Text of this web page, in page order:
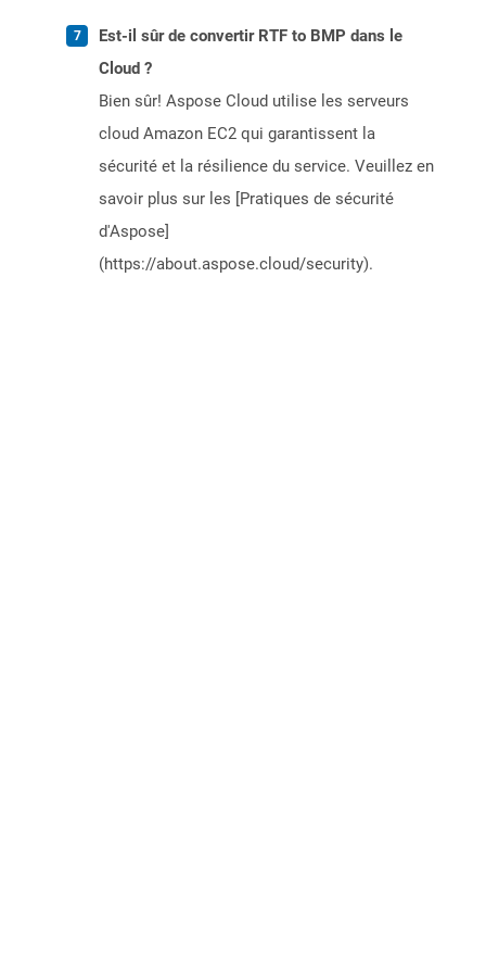
Est-il sûr de convertir RTF to BMP dans le
Cloud ?
Bien sûr! Aspose Cloud utilise les serveurs
cloud Amazon EC2 qui garantissent la
sécurité et la résilience du service. Veuillez en
savoir plus sur les [Pratiques de sécurité
d'Aspose]
(https://about.aspose.cloud/security).